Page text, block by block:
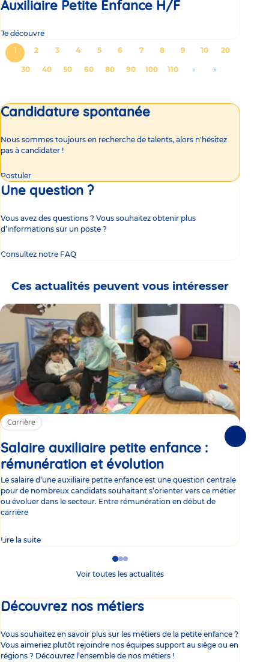
Auxiliaire Petite Enfance H/F
Je découvre
Pagination
Page
courante
1 Page
2 Page
3 Page
4 Page
5 Page
6 Page
7 Page
8 Page
9 Page
10 Page
20
Page
30 Page
40 Page
50 Page
60 Page
80 Page
90 Page
100 Page
110
Aller
›
Aller
dernière
»
Candidature spontanée
Nous sommes toujours en recherche de talents, alors n'hésitez
pas à candidater !
Postuler
Une question ?
Vous avez des questions ? Vous souhaitez obtenir plus
d’informations sur un poste ?
Consultez notre FAQ
Ces actualités peuvent vous intéresser
Carrière
Salaire auxiliaire petite enfance :
rémunération et évolution
Le salaire d’une auxiliaire petite enfance est une question centrale
pour de nombreux candidats souhaitant s’orienter vers ce métier
ou évoluer dans le secteur. Entre rémunération en début de
carrière
Lire la suite
Go
to
Go
to
Go
to
Voir toutes les actualités
Découvrez nos métiers
Vous souhaitez en savoir plus sur les métiers de la petite enfance ?
Vous aimeriez plutôt rejoindre nos équipes support au siège ou en
régions ? Découvrez l’ensemble de nos métiers !